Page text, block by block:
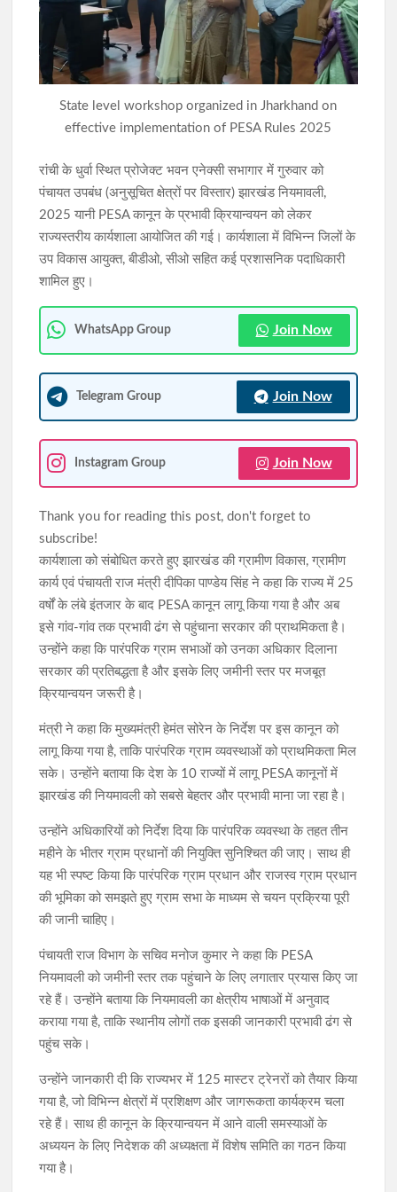
डिजिटल अरेस्ट साइबर ठगी में रांची से दो आरोपी गिरफ्तार, 1.67 करोड़ की
ठगी का मामला
रांची में निकली भव्य तिरंगा यात्रा, मोरहाबादी से अल्बर्ट एक्का चौक तक गूंजा
राष्ट्रभक्ति का संदेश
State level workshop organized in Jharkhand on
effective implementation of PESA Rules 2025
रांची के धुर्वा स्थित प्रोजेक्ट भवन एनेक्सी सभागार में गुरुवार को
पंचायत उपबंध (अनुसूचित क्षेत्रों पर विस्तार) झारखंड नियमावली,
2025 यानी PESA कानून के प्रभावी क्रियान्वयन को लेकर
राज्यस्तरीय कार्यशाला आयोजित की गई। कार्यशाला में विभिन्न जिलों के
उप विकास आयुक्त, बीडीओ, सीओ सहित कई प्रशासनिक पदाधिकारी
शामिल हुए।
WhatsApp Group Join Now
Telegram Group Join Now
Instagram Group Join Now
Thank you for reading this post, don't forget to
subscribe!
कार्यशाला को संबोधित करते हुए झारखंड की ग्रामीण विकास, ग्रामीण
कार्य एवं पंचायती राज मंत्री दीपिका पाण्डेय सिंह ने कहा कि राज्य में 25
वर्षों के लंबे इंतजार के बाद PESA कानून लागू किया गया है और अब
इसे गांव-गांव तक प्रभावी ढंग से पहुंचाना सरकार की प्राथमिकता है।
उन्होंने कहा कि पारंपरिक ग्राम सभाओं को उनका अधिकार दिलाना
सरकार की प्रतिबद्धता है और इसके लिए जमीनी स्तर पर मजबूत
क्रियान्वयन जरूरी है।
मंत्री ने कहा कि मुख्यमंत्री हेमंत सोरेन के निर्देश पर इस कानून को
लागू किया गया है, ताकि पारंपरिक ग्राम व्यवस्थाओं को प्राथमिकता मिल
सके। उन्होंने बताया कि देश के 10 राज्यों में लागू PESA कानूनों में
झारखंड की नियमावली को सबसे बेहतर और प्रभावी माना जा रहा है।
उन्होंने अधिकारियों को निर्देश दिया कि पारंपरिक व्यवस्था के तहत तीन
महीने के भीतर ग्राम प्रधानों की नियुक्ति सुनिश्चित की जाए। साथ ही
यह भी स्पष्ट किया कि पारंपरिक ग्राम प्रधान और राजस्व ग्राम प्रधान
की भूमिका को समझते हुए ग्राम सभा के माध्यम से चयन प्रक्रिया पूरी
की जानी चाहिए।
पंचायती राज विभाग के सचिव मनोज कुमार ने कहा कि PESA
नियमावली को जमीनी स्तर तक पहुंचाने के लिए लगातार प्रयास किए जा
रहे हैं। उन्होंने बताया कि नियमावली का क्षेत्रीय भाषाओं में अनुवाद
कराया गया है, ताकि स्थानीय लोगों तक इसकी जानकारी प्रभावी ढंग से
पहुंच सके।
उन्होंने जानकारी दी कि राज्यभर में 125 मास्टर ट्रेनरों को तैयार किया
गया है, जो विभिन्न क्षेत्रों में प्रशिक्षण और जागरूकता कार्यक्रम चला
रहे हैं। साथ ही कानून के क्रियान्वयन में आने वाली समस्याओं के
अध्ययन के लिए निदेशक की अध्यक्षता में विशेष समिति का गठन किया
गया है।